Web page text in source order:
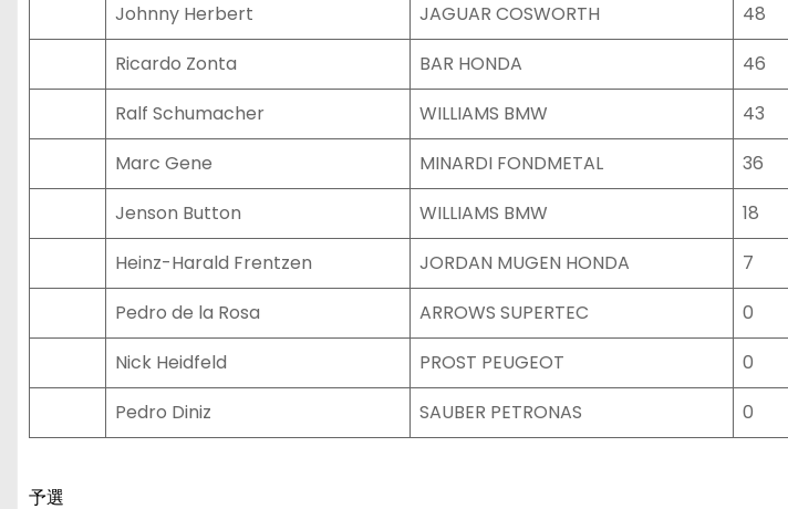
Johnny Herbert
JAGUAR COSWORTH 48
Ricardo Zonta
BAR HONDA 46
Ralf Schumacher
WILLIAMS BMW 43
Marc Gene
MINARDI FONDMETAL 36
Jenson Button
WILLIAMS BMW 18
Heinz-Harald Frentzen
JORDAN MUGEN HONDA 7
Pedro de la Rosa
ARROWS SUPERTEC 0
Nick Heidfeld
PROST PEUGEOT 0
Pedro Diniz
SAUBER PETRONAS 0
予選